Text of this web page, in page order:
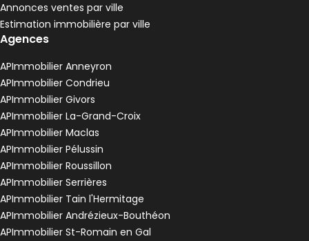
Annonces ventes par ville
Estimation immobilière par ville
Agences
APImmobilier Anneyron
APImmobilier Condrieu
APImmobilier Givors
APImmobilier La-Grand-Croix
APImmobilier Maclas
APImmobilier Pélussin
APImmobilier Roussillon
APImmobilier Serrières
APImmobilier Tain l'Hermitage
APImmobilier Andrézieux-Bouthéon
APImmobilier St-Romain en Gal